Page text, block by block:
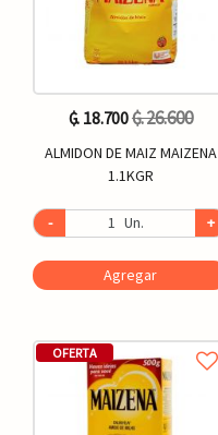
₲. 18.700₲. 26.600
ALMIDON DE MAIZ MAIZENA
1.1KGR
- Un. +
Agregar
OFERTA